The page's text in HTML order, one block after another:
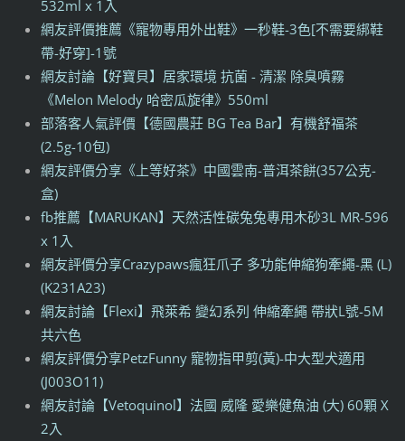
532ml x 1入
網友評價推薦《寵物專用外出鞋》一秒鞋-3色[不需要綁鞋
帶-好穿]-1號
網友討論【好寶貝】居家環境 抗菌 - 清潔 除臭噴霧
《Melon Melody 哈密瓜旋律》550ml
部落客人氣評價【德國農莊 BG Tea Bar】有機舒福茶
(2.5g-10包)
網友評價分享《上等好茶》中國雲南-普洱茶餅(357公克-
盒)
fb推薦【MARUKAN】天然活性碳兔兔專用木砂3L MR-596
x 1入
網友評價分享Crazypaws瘋狂爪子 多功能伸縮狗牽繩-黑 (L)
(K231A23)
網友討論【Flexi】飛萊希 變幻系列 伸縮牽繩 帶狀L號-5M
共六色
網友評價分享PetzFunny 寵物指甲剪(黃)-中大型犬適用
(J003O11)
網友討論【Vetoquinol】法國 威隆 愛樂健魚油 (大) 60顆 X
2入